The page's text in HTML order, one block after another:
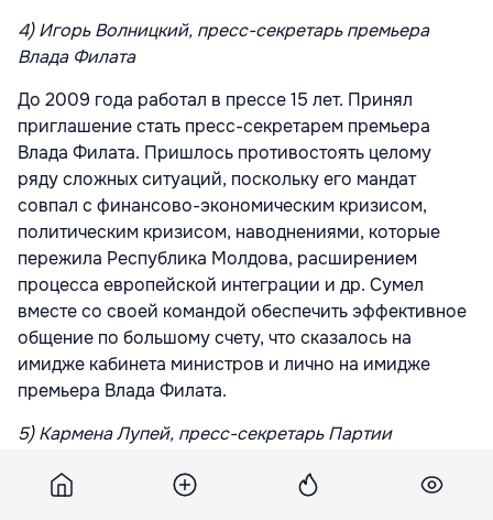
4) Игорь Волницкий, пресс-секретарь премьера
Влада Филата
До 2009 года работал в прессе 15 лет. Принял
приглашение стать пресс-секретарем премьера
Влада Филата. Пришлось противостоять целому
ряду сложных ситуаций, поскольку его мандат
совпал с финансово-экономическим кризисом,
политическим кризисом, наводнениями, которые
пережила Республика Молдова, расширением
процесса европейской интеграции и др. Сумел
вместе со своей командой обеспечить эффективное
общение по большому счету, что сказалось на
имидже кабинета министров и лично на имидже
премьера Влада Филата.
5) Кармена Лупей, пресс-секретарь Партии
Это очень опытный специалист в области общения.